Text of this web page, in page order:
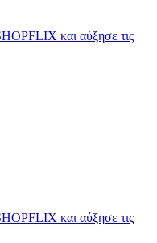
και αύξησε τις
και αύξησε τις